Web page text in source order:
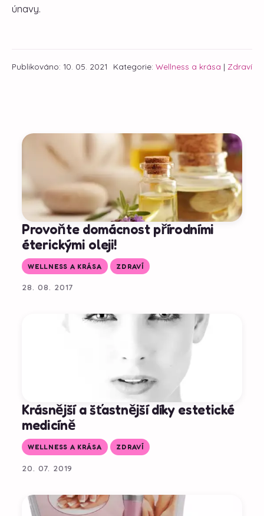
únavy.
Publikováno: 10. 05. 2021 Kategorie: Wellness a krása | Zdraví
Provoňte domácnost přírodními
éterickými oleji!
WELLNESS A KRÁSA ZDRAVÍ
28. 08. 2017
Krásnější a šťastnější díky estetické
medicíně
WELLNESS A KRÁSA ZDRAVÍ
20. 07. 2019